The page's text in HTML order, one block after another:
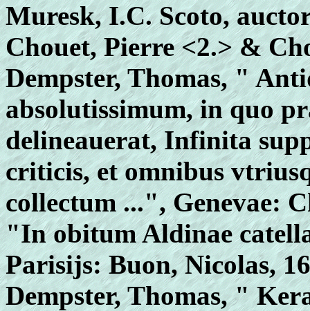
Muresk, I.C. Scoto,
Chouet, Pierre <2.> &
Dempster, Thomas, "
absolutissimum, in quo
delineauerat, Infinita
criticis, et omnibus
collectum ...", Genevae:
"In obitum Aldinae
Parisijs: Buon, Nicolas,
Dempster, Thomas, "